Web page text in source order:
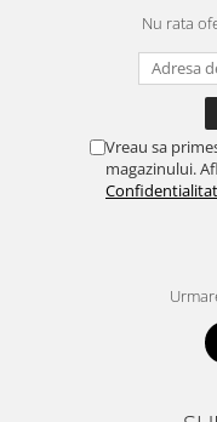
Nu rata
Vreau sa
magazinului.